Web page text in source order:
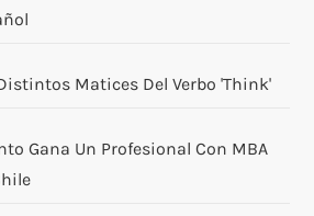
Matices Del Verbo 'think'
Gana Un Profesional Con MBA